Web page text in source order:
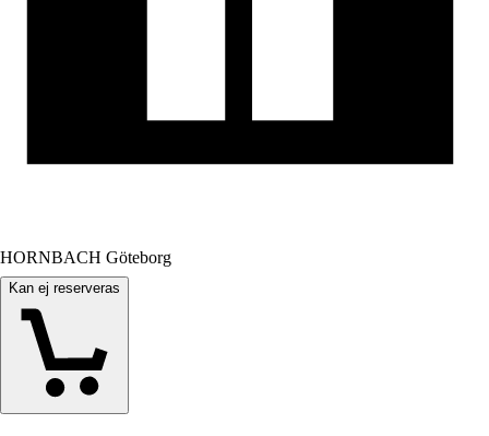
HORNBACH Göteborg
Kan ej reserveras